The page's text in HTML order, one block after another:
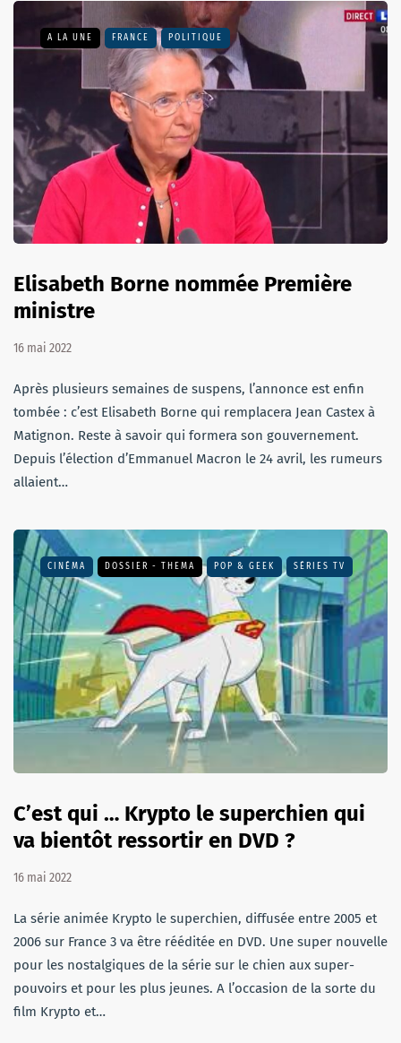
A LA UNE FRANCE POLITIQUE
Elisabeth Borne nommée Première
ministre
16 mai 2022
Après plusieurs semaines de suspens, l’annonce est enfin
tombée : c’est Elisabeth Borne qui remplacera Jean Castex à
Matignon. Reste à savoir qui formera son gouvernement.
Depuis l’élection d’Emmanuel Macron le 24 avril, les rumeurs
allaient…
CINÉMA DOSSIER - THEMA POP & GEEK SÉRIES TV
C’est qui … Krypto le superchien qui
va bientôt ressortir en DVD ?
16 mai 2022
La série animée Krypto le superchien, diffusée entre 2005 et
2006 sur France 3 va être rééditée en DVD. Une super nouvelle
pour les nostalgiques de la série sur le chien aux super-
pouvoirs et pour les plus jeunes. A l’occasion de la sorte du
film Krypto et…